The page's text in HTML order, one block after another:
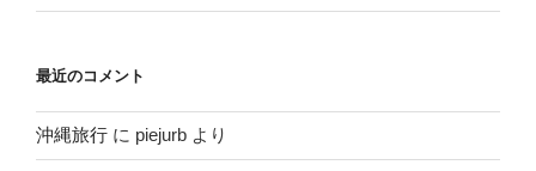
最近のコメント
沖縄旅行 に piejurb より